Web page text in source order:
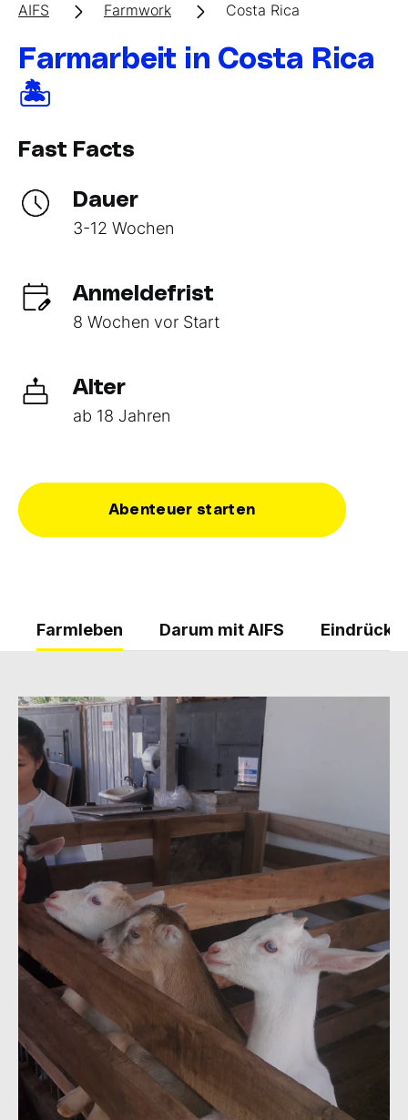
AIFS Farmwork Costa Rica
Farmarbeit in Costa Rica
🏝️
Fast Facts
Dauer
3-12 Wochen
Anmeldefrist
8 Wochen vor Start
Alter
ab 18 Jahren
Abenteuer starten
Farmleben Darum mit AIFS Eindrücke